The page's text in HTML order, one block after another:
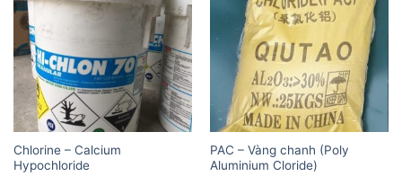
Add to
wishlist
Chlorine – Calcium
Hypochloride
Add to
wishlist
PAC – Vàng chanh (Poly
Aluminium Cloride)